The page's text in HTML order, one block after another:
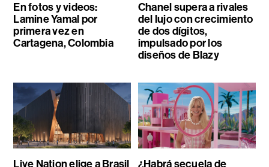
En fotos y videos:
Lamine Yamal por
primera vez en
Cartagena, Colombia
Chanel supera a rivales
del lujo con crecimiento
de dos dígitos,
impulsado por los
diseños de Blazy
Live Nation elige a Brasil
¿Habrá secuela de